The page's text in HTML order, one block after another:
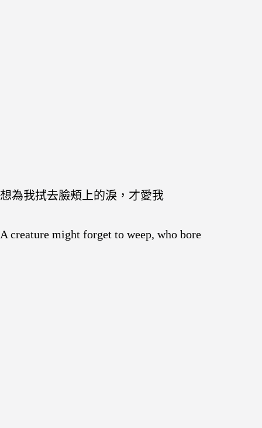
想為我拭去臉頰上的淚，才愛我
A creature might forget to weep, who bore